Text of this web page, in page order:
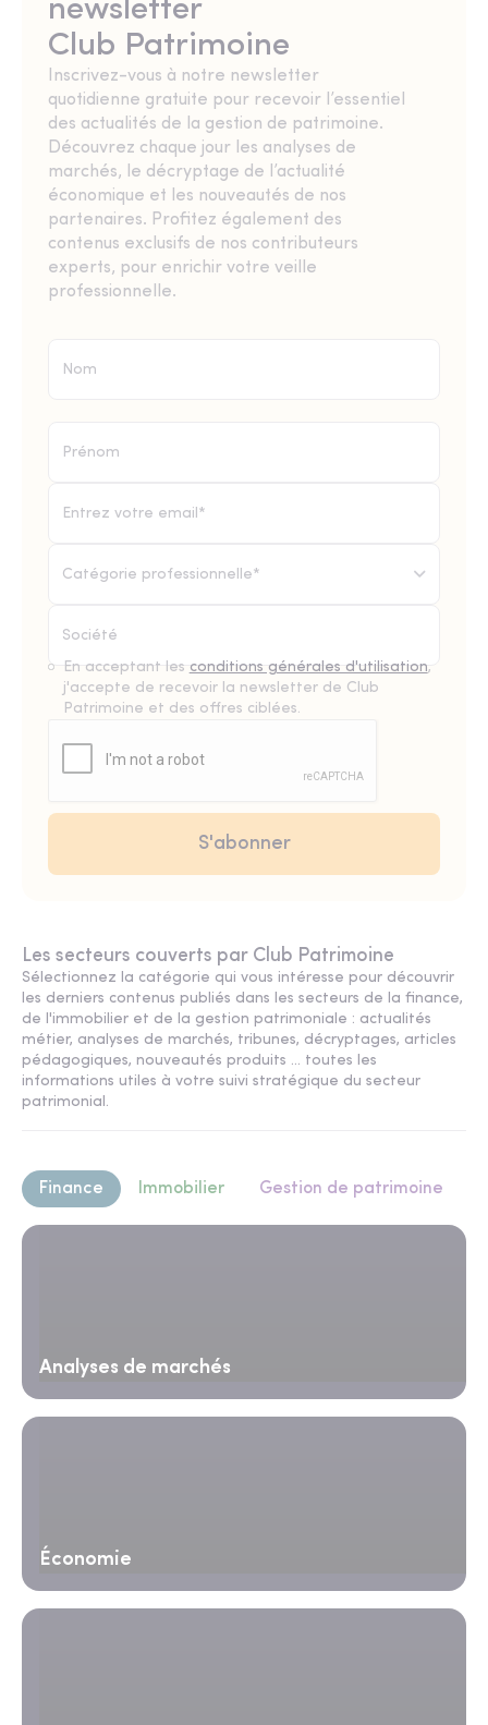
newsletter
Club Patrimoine
Inscrivez-vous à notre newsletter
quotidienne gratuite pour recevoir l’essentiel
des actualités de la gestion de patrimoine.
Découvrez chaque jour les analyses de
marchés, le décryptage de l’actualité
économique et les nouveautés de nos
partenaires. Profitez également des
contenus exclusifs de nos contributeurs
experts, pour enrichir votre veille
professionnelle.
Catégorie professionnelle*
En acceptant les conditions générales d'utilisation,
j'accepte de recevoir la newsletter de Club
Patrimoine et des offres ciblées.
Les secteurs couverts par Club Patrimoine
Sélectionnez la catégorie qui vous intéresse pour découvrir
les derniers contenus publiés dans les secteurs de la finance,
de l'immobilier et de la gestion patrimoniale : actualités
métier, analyses de marchés, tribunes, décryptages, articles
pédagogiques, nouveautés produits ... toutes les
informations utiles à votre suivi stratégique du secteur
patrimonial.
Finance Immobilier Gestion de patrimoine
Analyses de marchés
Économie